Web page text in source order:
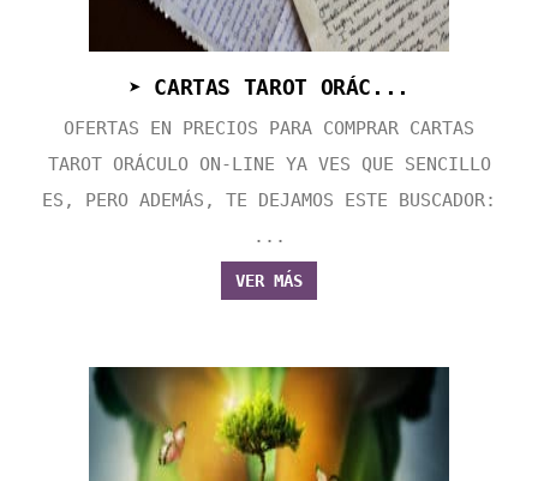
➤ CARTAS TAROT ORÁC...
OFERTAS EN PRECIOS PARA COMPRAR CARTAS
TAROT ORÁCULO ON-LINE YA VES QUE SENCILLO
ES, PERO ADEMÁS, TE DEJAMOS ESTE BUSCADOR:
...
VER MÁS